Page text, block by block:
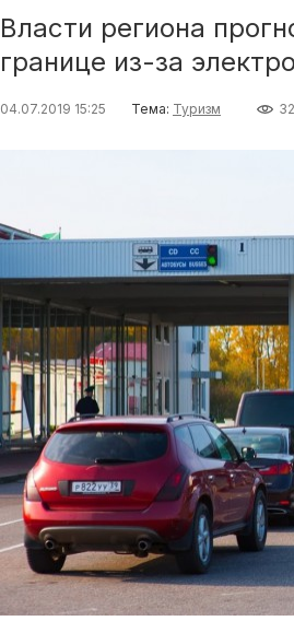
Власти региона
границе из-за
04.07.2019 15:25 Тема: Туризм